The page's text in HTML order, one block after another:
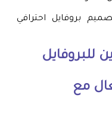
بروفايل احترافي
للبروفايل
مع